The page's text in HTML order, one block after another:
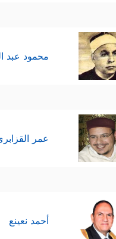
محمود عبد
عمر
أحمد نعينع